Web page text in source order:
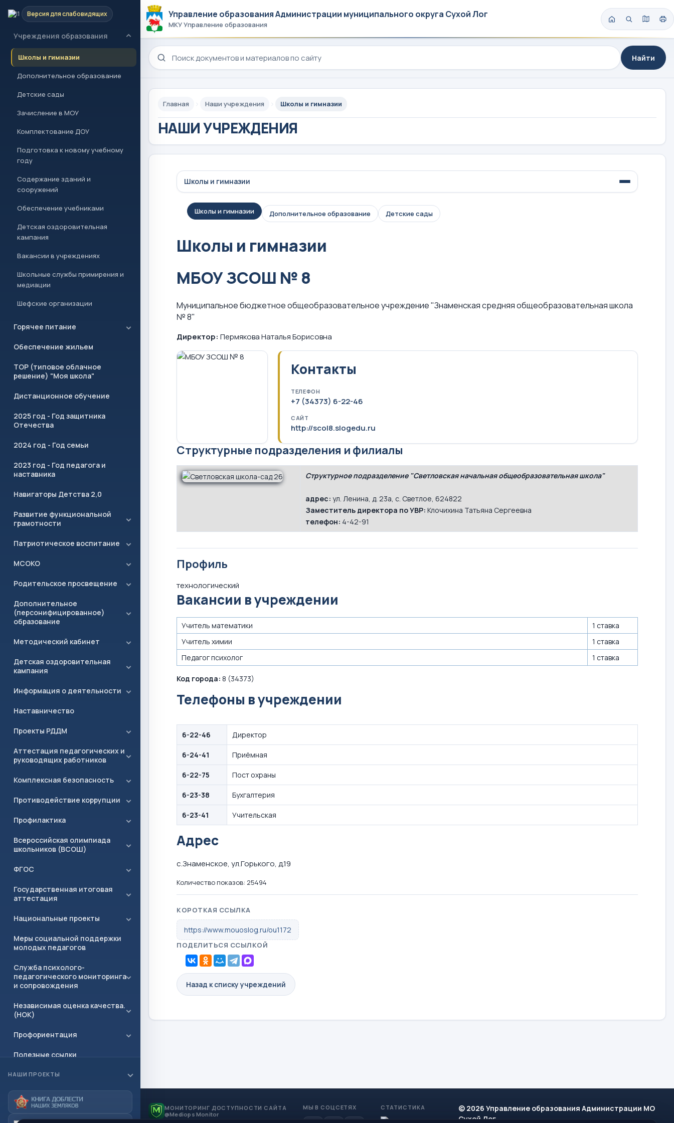
Версия для слабовидящих
Новости и проекты
Учреждения образования
Школы и гимназии
Дополнительное образование
Детские сады
Зачисление в МОУ
Комплектование ДОУ
Подготовка к новому учебному
году
Содержание зданий и
сооружений
Обеспечение учебниками
Детская оздоровительная
кампания
Вакансии в учреждениях
Школьные службы примирения и
медиации
Шефские организации
Горячее питание
Обеспечение жильем
ТОР (типовое облачное
решение) "Моя школа"
Дистанционное обучение
2025 год - Год защитника
Отечества
2024 год - Год семьи
2023 год - Год педагога и
наставника
Навигаторы Детства 2,0
Развитие функциональной
грамотности
Патриотическое воспитание
МСОКО
Родительское просвещение
Дополнительное
(персонифицированное)
образование
Методический кабинет
Детская оздоровительная
кампания
Информация о деятельности
Наставничество
Проекты РДДМ
Аттестация педагогических и
руководящих работников
Комплексная безопасность
Противодействие коррупции
Профилактика
Всероссийская олимпиада
школьников (ВСОШ)
ФГОС
Государственная итоговая
аттестация
Национальные проекты
Меры социальной поддержки
молодых педагогов
Служба психолого-
педагогического мониторинга
и сопровождения
Независимая оценка качества.
(НОК)
Профориентация
Полезные ссылки
Документы
Приёмная
НАШИ ПРОЕКТЫ
Управление образования Администрации муниципального округа Сухой Лог
МКУ Управление образования
Поиск по сайту
Найти
Главная Наши учреждения Школы и гимназии
НАШИ УЧРЕЖДЕНИЯ
Школы и гимназии
Школы и гимназии Дополнительное образование Детские сады
Школы и гимназии
МБОУ ЗСОШ № 8
Муниципальное бюджетное общеобразовательное учреждение "Знаменская средняя общеобразовательная школа
№ 8"
Директор: Пермякова Наталья Борисовна
Контакты
ТЕЛЕФОН
+7 (34373) 6-22-46
САЙТ
http://scol8.slogedu.ru
Структурные подразделения и филиалы
Структурное подразделение "Светловская начальная общеобразовательная школа"
адрес: ул. Ленина, д. 23а, с. Светлое, 624822
Заместитель директора по УВР: Клочихина Татьяна Сергеевна
телефон: 4-42-91
Профиль
технологический
Вакансии в учреждении
Учитель математики
1 ставка
Учитель химии
1 ставка
Педагог психолог
1 ставка
Код города: 8 (34373)
Телефоны в учреждении
6-22-46 Директор
6-24-41 Приёмная
6-22-75 Пост охраны
6-23-38 Бухгалтерия
6-23-41 Учительская
Адрес
с.Знаменское, ул.Горького, д.19
Количество показов: 25494
КОРОТКАЯ ССЫЛКА
https://www.mouoslog.ru/ou1172
ПОДЕЛИТЬСЯ ССЫЛКОЙ
Назад к списку учреждений
МОНИТОРИНГ ДОСТУПНОСТИ САЙТА
@Mediops Monitor
МЫ В СОЦСЕТЯХ СТАТИСТИКА
© 2026 Управление образования Администрации МО
Сухой Лог